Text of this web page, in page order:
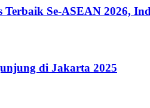
Terbaik Se-ASEAN 2026,
di Jakarta 2025